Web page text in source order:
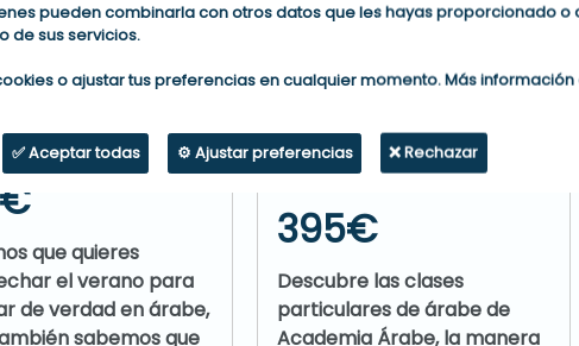
que quieres
el verano para
de verdad en árabe,
sabemos que
Clases particulares en Madrid
395€
Descubre las clases
particulares de árabe de
Academia Árabe, la manera
pueden combinarla con otros datos que les hayas proporcionado o
de sus servicios.
o ajustar tus preferencias en cualquier momento. Más información
✅ Aceptar todas ⚙️ Ajustar preferencias ❌ Rechazar